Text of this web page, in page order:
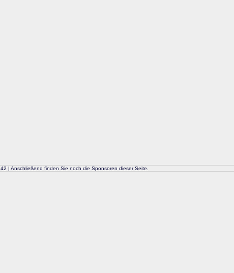
| Anschließend finden Sie noch die Sponsoren dieser Seite.